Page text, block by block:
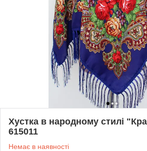
Хустка в народному стилі
615011
Немає в наявності